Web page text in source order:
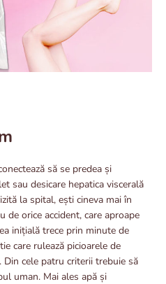
să se predea și
sau desicare hepatica viscerală
la spital, ești cineva mai în
de orice accident, care aproape
inițială trece prin minute de
care rulează picioarele de
Din cele patru criterii trebuie să
uman. Mai ales apă și